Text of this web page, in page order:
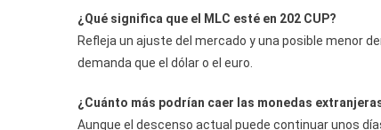
¿Qué significa que el MLC esté en 202 CUP?
Refleja un ajuste del mercado y una posible menor
demanda que el dólar o el euro.
¿Cuánto más podrían caer las monedas
Aunque el descenso actual puede continuar unos